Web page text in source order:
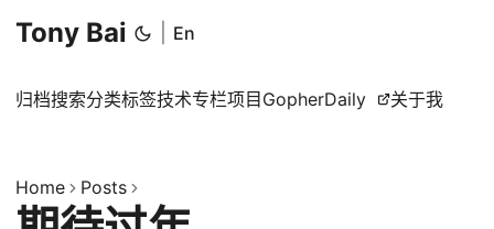
Tony Bai En
归档搜索分类标签技术专栏项目 GopherDaily 关于我
Home Posts